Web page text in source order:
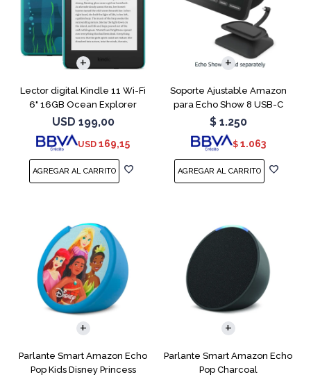
Lector digital Kindle 11 Wi-Fi
6" 16GB Ocean Explorer
USD 199,00
USD 169,15
Soporte Ajustable Amazon
para Echo Show 8 USB-C
Charcoal
$ 1.250
$ 1.063
Parlante Smart Amazon Echo
Pop Kids Disney Princess
Parlante Smart Amazon Echo
Pop Charcoal